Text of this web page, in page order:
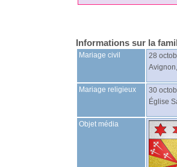
Informations sur la
Mariage civil
28
Mariage religieux
30
Église
Objet média